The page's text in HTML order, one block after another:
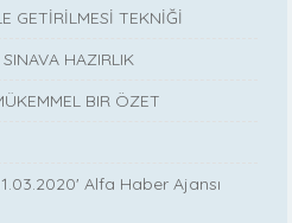
GETİRİLMESİ TEKNİĞİ
HAZIRLIK
BIR ÖZET
Alfa Haber Ajansı